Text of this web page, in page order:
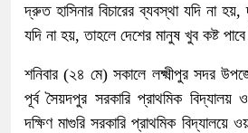
দ্রুত হাসিনার বিচারের ব্যবস্থা যদি না
যদি না হয়, তাহলে দেশের মানুষ খুব কষ্ট
শনিবার (২৪ মে) সকালে লক্ষ্মীপুর সদর
পূর্ব সৈয়দপুর সরকারি প্রাথমিক
দক্ষিণ মাগুরি সরকারি প্রাথমিক বিদ্যালয়ে